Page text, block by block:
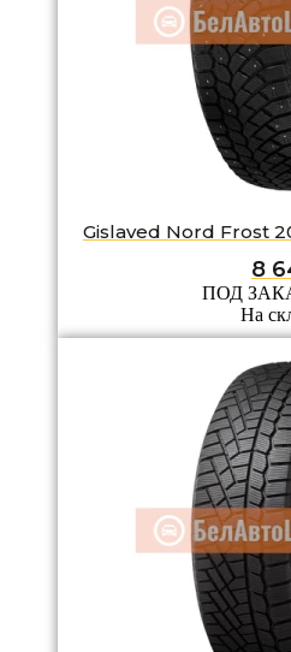
Gislaved Nord Frost
8
ПОД
На